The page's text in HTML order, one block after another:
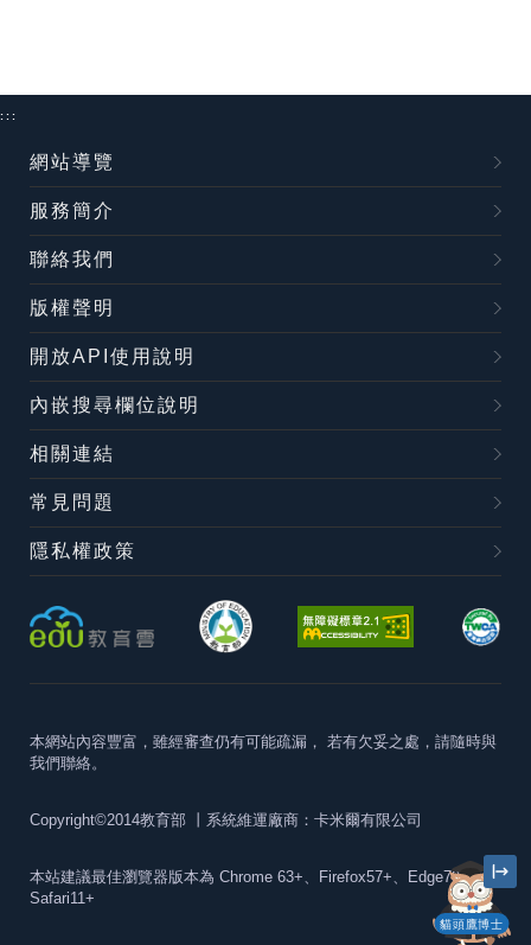
貓頭鷹博士
:::
網站導覽
服務簡介
聯絡我們
版權聲明
開放API使用說明
內嵌搜尋欄位說明
相關連結
常見問題
隱私權政策
本網站內容豐富，雖經審查仍有可能疏漏， 若有欠妥之處，請隨時與
我們聯絡。
Copyright©2014教育部 丨系統維運廠商：卡米爾有限公司
本站建議最佳瀏覽器版本為 Chrome 63+、Firefox57+、Edge79+及
Safari11+